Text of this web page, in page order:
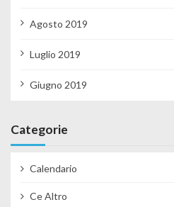
Agosto 2019
Luglio 2019
Giugno 2019
Categorie
Calendario
Ce Altro